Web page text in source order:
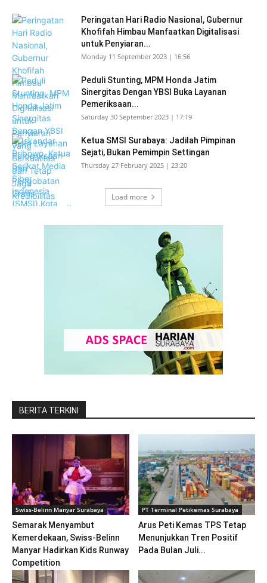
Peringatan Hari Radio Nasional, Gubernur
Khofifah Himbau Manfaatkan Digitalisasi
untuk Penyiaran...
Monday 11 September 2023 | 16:56
Peduli Stunting, MPM Honda Jatim
Sinergitas Dengan YBSI Buka Layanan
Pemeriksaan...
Saturday 30 September 2023 | 17:19
Ketua SMSI Surabaya: Jadilah Pimpinan
Sejati, Bukan Pemimpin Settingan
Thursday 27 February 2025 | 23:20
Load more
BERITA TERKINI
Swiss-Belinn Manyar Surabaya
Semarak Menyambut
Kemerdekaan, Swiss-Belinn
Manyar Hadirkan Kids Runway
Competition
PT Terminal Petikemas Surabaya
Arus Peti Kemas TPS Tetap
Menunjukkan Tren Positif
Pada Bulan Juli...